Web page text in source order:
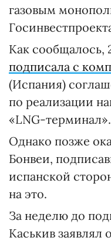
газовым
Как сообщалось,
подписала с
(Испания)
по реализации
«LNG-терминал».
Однако позже
Бонвеи,
испанской
на это.
За неделю до
Каськив